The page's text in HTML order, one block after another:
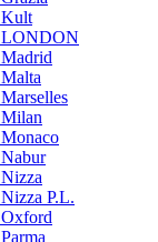
LONDON
P.L.